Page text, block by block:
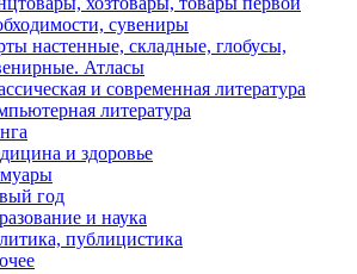
сувениры
настенные, складные, глобусы,
Атласы
и современная литература
литература
и здоровье
год
и наука
публицистика